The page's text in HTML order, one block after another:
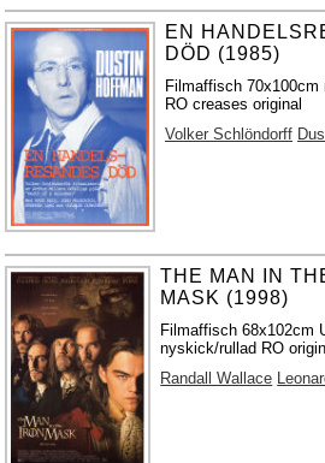
EN
DÖD (1985)
Filmaffisch 70x100cm
RO creases original
Volker Schlöndorff
THE MAN IN
MASK (1998)
Filmaffisch 68x102cm
nyskick/rullad RO
Randall Wallace